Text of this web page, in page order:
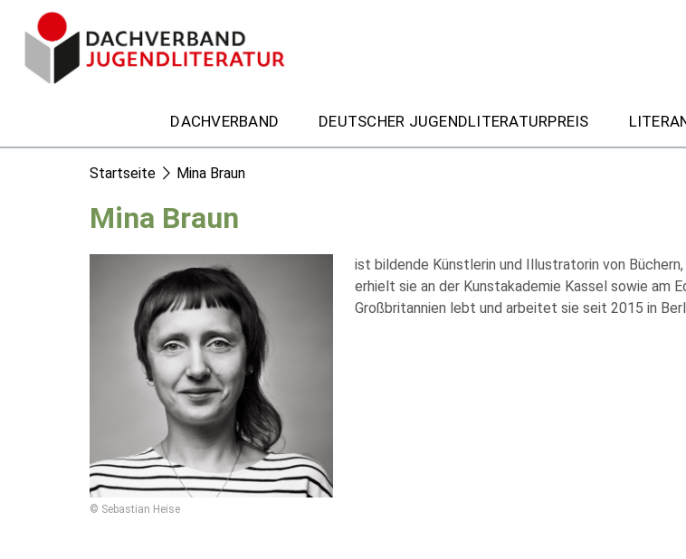
DACHVERBAND DEUTSCHER JUGENDLITERATURPREIS
Startseite Mina Braun
Mina Braun
© Sebastian Heise
ist bildende Künstlerin und Illustratorin von
erhielt sie an der Kunstakademie Kassel sowie am
Großbritannien lebt und arbeitet sie seit 2015 in